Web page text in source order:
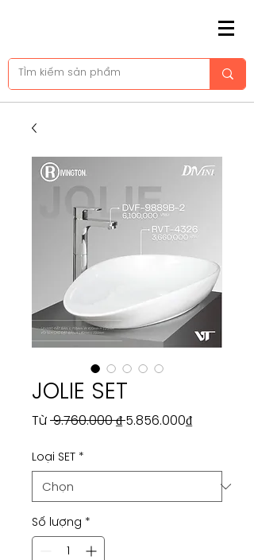
JOLIE SET
Từ 9.760.000 ₫ Giá
5.856.000₫Giá
Loại SET *
Số lượng *